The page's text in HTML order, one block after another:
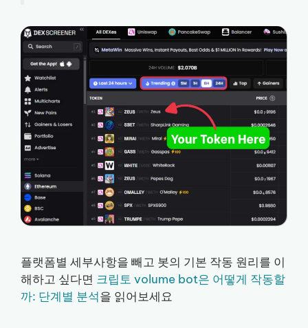
플랫폼별 세부사항을 빼고 봇의 기본 작동 원리를 이
해하고 싶다면 크립토 volume bot은 어떻게 작동할
까: 단계별 분석을 읽어보세요